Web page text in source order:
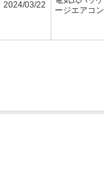
2024/03/22
ージエアコン